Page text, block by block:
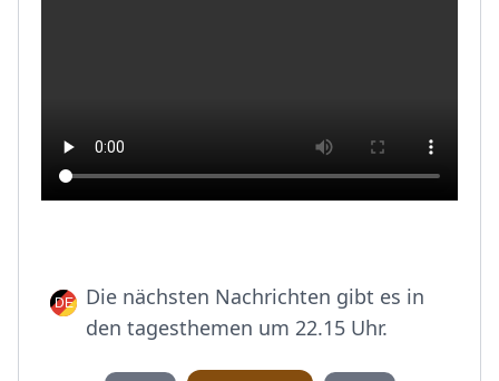
Die nächsten Nachrichten gibt es in
den tagesthemen um 22.15 Uhr.